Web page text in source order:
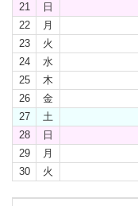
21
日
22
月
23
火
24
水
25
木
26
金
27
土
28
日
29
月
30
火